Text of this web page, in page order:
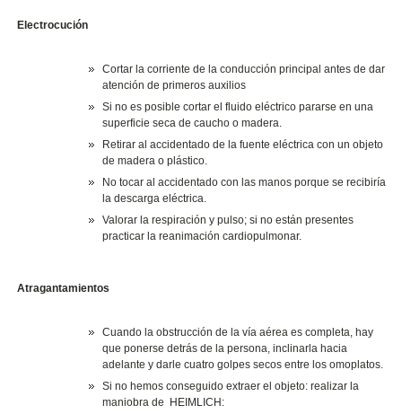
Electrocución
Cortar la corriente de la conducción principal antes de dar
atención de primeros auxilios
Si no es posible cortar el fluido eléctrico pararse en una
superficie seca de caucho o madera.
Retirar al accidentado de la fuente eléctrica con un objeto
de madera o plástico.
No tocar al accidentado con las manos porque se recibiría
la descarga eléctrica.
Valorar la respiración y pulso; si no están presentes
practicar la reanimación cardiopulmonar.
Atragantamientos
Cuando la obstrucción de la vía aérea es completa, hay
que ponerse detrás de la persona, inclinarla hacia
adelante y darle cuatro golpes secos entre los omoplatos.
Si no hemos conseguido extraer el objeto: realizar la
maniobra de HEIMLICH: